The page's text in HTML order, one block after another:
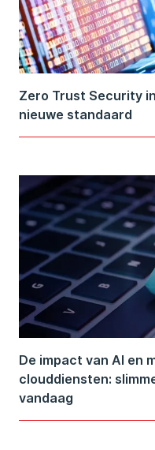
Zero Trust Security
nieuwe standaard
De impact van AI en
clouddiensten:
vandaag